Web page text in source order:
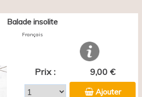
Balade insolite
Français
Prix : 9,00 €
Ajouter